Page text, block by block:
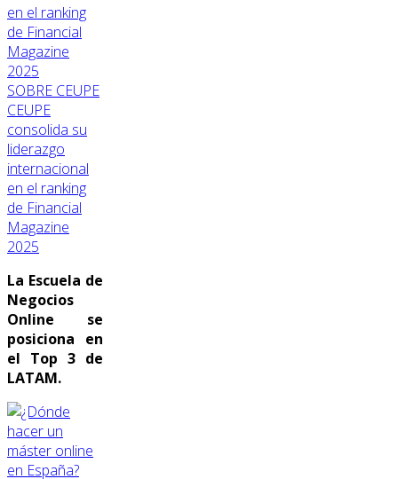
SOBRE CEUPE
CEUPE
consolida su
liderazgo
internacional
en el ranking
de Financial
Magazine
2025
La Escuela de
Negocios
Online se
posiciona en
el Top 3 de
LATAM.